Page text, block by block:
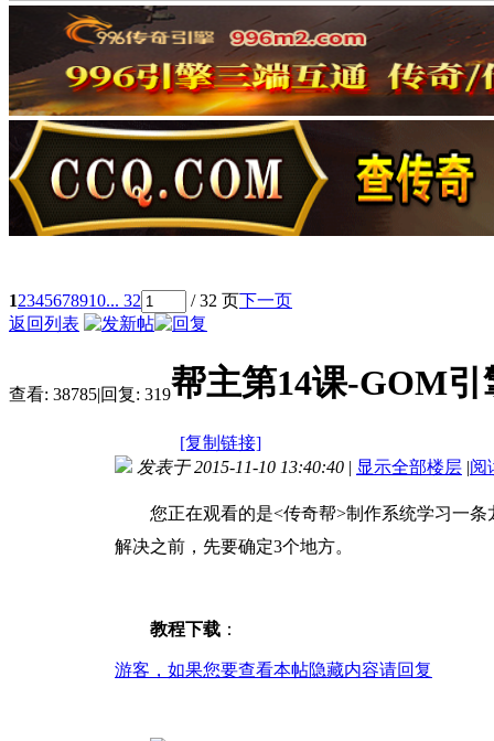
12345678910... 32 / 32 页下一页
返回列表
查看: 38785|回复: 319帮主第14课-GOM
[复制链接]
发表于 2015-11-10 13:40:40 | 显示全部楼层 |阅
您正在观看的是<传奇帮>制作系统学习一
解决之前，先要确定3个地方。
教程下载 ：
游客，如果您要查看本帖隐藏内容请回复